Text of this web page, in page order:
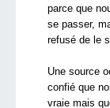
parce que
se passer,
refusé de le
Une source
confié que
vraie mais